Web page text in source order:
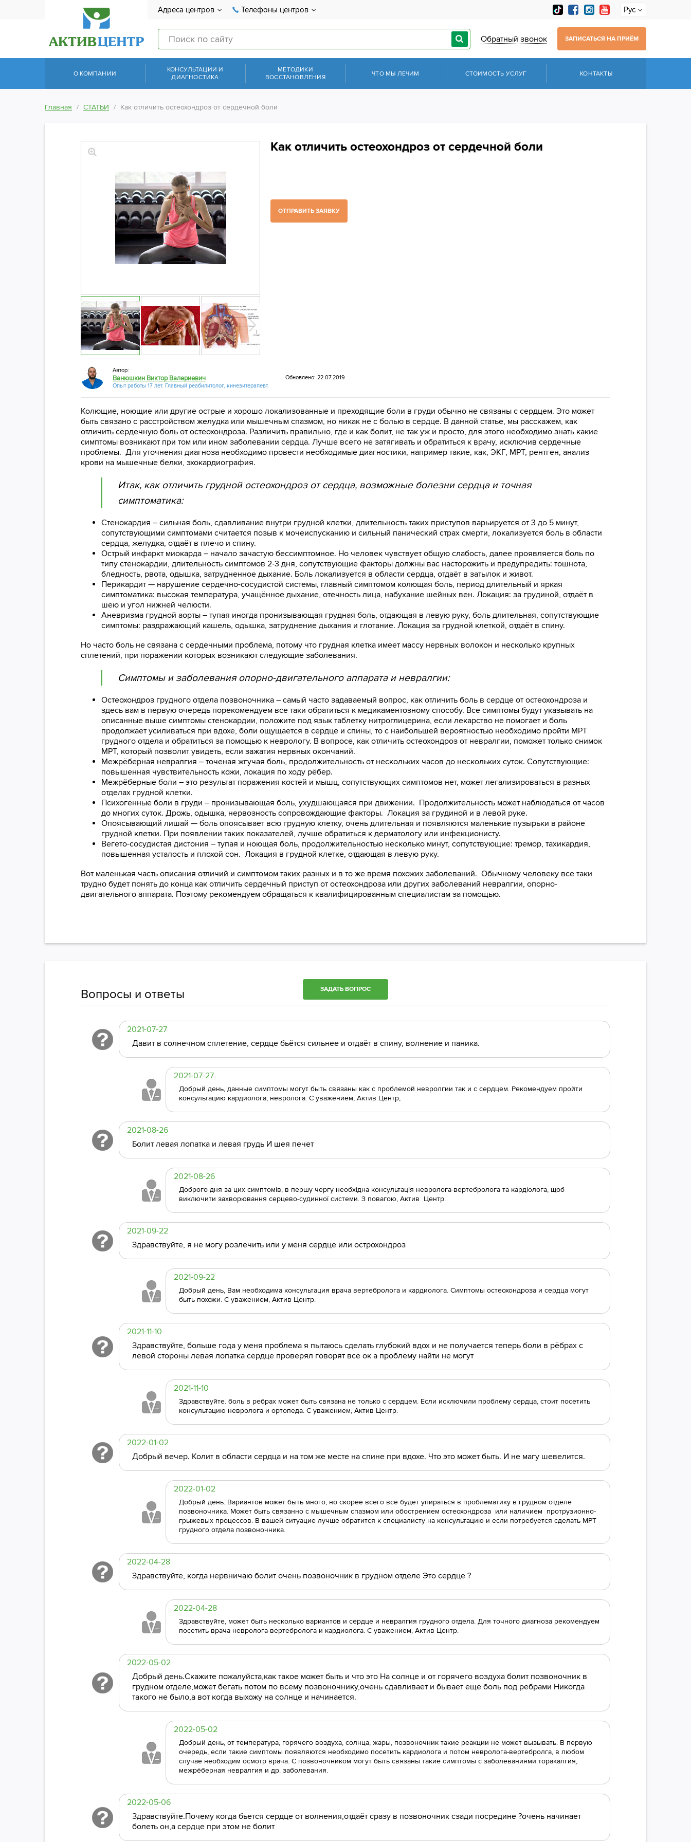
Адреса центров Телефоны центров Рус
Обратный звонок ЗАПИСАТЬСЯ НА ПРИЁМ
О КОМПАНИИ
КОНСУЛЬТАЦИИ И
ДИАГНОСТИКА
МЕТОДИКИ
ВОССТАНОВЛЕНИЯ
ЧТО МЫ ЛЕЧИМ СТОИМОСТЬ УСЛУГ КОНТАКТЫ
Главная СТАТЬИ Как отличить остеохондроз от сердечной боли
Как отличить остеохондроз от сердечной боли
ОТПРАВИТЬ ЗАЯВКУ
Автор:
Ванюшкин Виктор Валериевич
Опыт работы 17 лет. Главный реабилитолог, кинезитерапевт.
Обновлено: 22.07.2019
Колющие, ноющие или другие острые и хорошо локализованные и преходящие боли в груди обычно не связаны с сердцем. Это может
быть связано с расстройством желудка или мышечным спазмом, но никак не с болью в сердце. В данной статье, мы расскажем, как
отличить сердечную боль от остеохондроза. Различить правильно, где и как болит, не так уж и просто, для этого необходимо знать какие
симптомы возникают при том или ином заболевании сердца. Лучше всего не затягивать и обратиться к врачу, исключив сердечные
проблемы. Для уточнения диагноза необходимо провести необходимые диагностики, например такие, как, ЭКГ, МРТ, рентген, анализ
крови на мышечные белки, эхокардиография.
Итак, как отличить грудной остеохондроз от сердца, возможные болезни сердца и точная
симптоматика:
Стенокардия – сильная боль, сдавливание внутри грудной клетки, длительность таких приступов варьируется от 3 до 5 минут,
сопутствующими симптомами считается позыв к мочеиспусканию и сильный панический страх смерти, локализуется боль в области
сердца, желудка, отдаёт в плечо и спину.
Острый инфаркт миокарда – начало зачастую бессимптомное. Но человек чувствует общую слабость, далее проявляется боль по
типу стенокардии, длительность симптомов 2-3 дня, сопутствующие факторы должны вас насторожить и предупредить: тошнота,
бледность, рвота, одышка, затрудненное дыхание. Боль локализуется в области сердца, отдаёт в затылок и живот.
Перикардит — нарушение сердечно-сосудистой системы, главный симптомом колющая боль, период длительный и яркая
симптоматика: высокая температура, учащённое дыхание, отечность лица, набухание шейных вен. Локация: за грудиной, отдаёт в
шею и угол нижней челюсти.
Аневризма грудной аорты – тупая иногда пронизывающая грудная боль, отдающая в левую руку, боль длительная, сопутствующие
симптомы: раздражающий кашель, одышка, затруднение дыхания и глотание. Локация за грудной клеткой, отдаёт в спину.
Но часто боль не связана с сердечными проблема, потому что грудная клетка имеет массу нервных волокон и несколько крупных
сплетений, при поражении которых возникают следующие заболевания.
Симптомы и заболевания опорно-двигательного аппарата и невралгии:
Остеохондроз грудного отдела позвоночника – самый часто задаваемый вопрос, как отличить боль в сердце от остеохондроза и
здесь вам в первую очередь порекомендуем все таки обратиться к медикаментозному способу. Все симптомы будут указывать на
описанные выше симптомы стенокардии, положите под язык таблетку нитроглицерина, если лекарство не помогает и боль
продолжает усиливаться при вдохе, боли ощущается в сердце и спины, то с наибольшей вероятностью необходимо пройти МРТ
грудного отдела и обратиться за помощью к неврологу. В вопросе, как отличить остеохондроз от невралгии, поможет только снимок
МРТ, который позволит увидеть, если зажатия нервных окончаний.
Межрёберная невралгия – точеная жгучая боль, продолжительность от нескольких часов до нескольких суток. Сопутствующие:
повышенная чувствительность кожи, локация по ходу рёбер.
Межрёберные боли – это результат поражения костей и мышц, сопутствующих симптомов нет, может легализироваться в разных
отделах грудной клетки.
Психогенные боли в груди – пронизывающая боль, ухудшающаяся при движении. Продолжительность может наблюдаться от часов
до многих суток. Дрожь, одышка, нервозность сопровождающие факторы. Локация за грудиной и в левой руке.
Опоясывающий лишай — боль опоясывает всю грудную клетку, очень длительная и появляются маленькие пузырьки в районе
грудной клетки. При появлении таких показателей, лучше обратиться к дерматологу или инфекционисту.
Вегето-сосудистая дистония – тупая и ноющая боль, продолжительностью несколько минут, сопутствующие: тремор, тахикардия,
повышенная усталость и плохой сон. Локация в грудной клетке, отдающая в левую руку.
Вот маленькая часть описания отличий и симптомом таких разных и в то же время похожих заболеваний. Обычному человеку все таки
трудно будет понять до конца как отличить сердечный приступ от остеохондроза или других заболеваний невралгии, опорно-
двигательного аппарата. Поэтому рекомендуем обращаться к квалифицированным специалистам за помощью.
Вопросы и ответы ЗАДАТЬ ВОПРОС
2021-07-27
Давит в солнечном сплетение, сердце бьётся сильнее и отдаёт в спину, волнение и паника.
2021-07-27
Добрый день, данные симптомы могут быть связаны как с проблемой невролгии так и с сердцем. Рекомендуем пройти
консультацию кардиолога, невролога. С уважением, Актив Центр,
2021-08-26
Болит левая лопатка и левая грудь И шея печет
2021-08-26
Доброго дня за цих симптомів, в першу чергу необхідна консультація невролога-вертебролога та кардіолога, щоб
виключити захворювання серцево-судинної системи. З повагою, Актив Центр.
2021-09-22
Здравствуйте, я не могу розлечить или у меня сердце или острохондроз
2021-09-22
Добрый день, Вам необходима консультация врача вертебролога и кардиолога. Симптомы остеохондроза и сердца могут
быть похожи. С уважением, Актив Центр.
2021-11-10
Здравствуйте, больше года у меня проблема я пытаюсь сделать глубокий вдох и не получается теперь боли в рёбрах с
левой стороны левая лопатка сердце проверял говорят всё ок а проблему найти не могут
2021-11-10
Здравствуйте. боль в ребрах может быть связана не только с сердцем. Если исключили проблему сердца, стоит посетить
консультацию невролога и ортопеда. С уважением, Актив Центр.
2022-01-02
Добрый вечер. Колит в области сердца и на том же месте на спине при вдохе. Что это может быть. И не магу шевелится.
2022-01-02
Добрый день. Вариантов может быть много, но скорее всего всё будет упираться в проблематику в грудном отделе
позвоночника. Может быть связанно с мышечным спазмом или обострением остеохондроза или наличием протрузионно-
грыжевых процессов. В вашей ситуацие лучше обратится к специалисту на консультацию и если потребуется сделать МРТ
грудного отдела позвоночника.
2022-04-28
Здравствуйте, когда нервничаю болит очень позвоночник в грудном отделе Это сердце ?
2022-04-28
Здравствуйте, может быть несколько вариантов и сердце и невралгия грудного отдела. Для точного диагноза рекомендуем
посетить врача невролога-вертебролога и кардиолога. С уважением, Актив Центр.
2022-05-02
Добрый день.Скажите пожалуйста,как такое может быть и что это На солнце и от горячего воздуха болит позвоночник в
грудном отделе,может бегать потом по всему позвоночнику,очень сдавливает и бывает ещё боль под ребрами Никогда
такого не было,а вот когда выхожу на солнце и начинается.
2022-05-02
Добрый день, от температура, горячего воздуха, солнца, жары, позвоночник такие реакции не может вызывать. В первую
очередь, если такие симптомы появляются необходимо посетить кардиолога и потом невролога-вертебролга, в любом
случае необходим осмотр врача. С позвоночником могут быть связаны такие симптомы с заболеваниями торакалгия,
межрёберная невралгия и др. заболевания.
2022-05-06
Здравствуйте.Почему когда бьется сердце от волнения,отдаёт сразу в позвоночник сзади посредине ?очень начинает
болеть он,а сердце при этом не болит